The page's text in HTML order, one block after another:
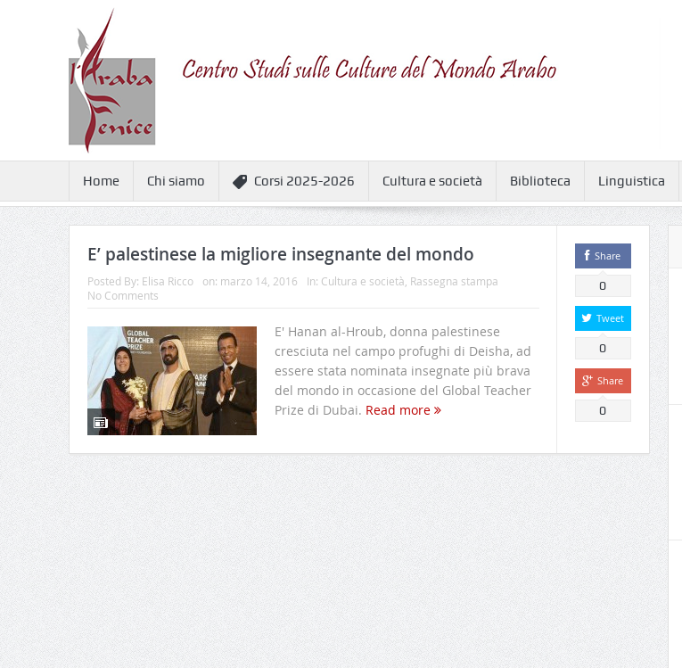
Home Chi siamo Corsi 2025-2026 Cultura e società Biblioteca Linguistica
E’ palestinese la migliore insegnante del mondo
Posted By: Elisa Ricco on: marzo 14, 2016 In: Cultura e società Rassegna stampa
No Comments
E' Hanan al-Hroub, donna palestinese
cresciuta nel campo profughi di Deisha, ad
essere stata nominata insegnate più brava
del mondo in occasione del Global Teacher
Prize di Dubai. Read more
Share
0
Tweet
0
Share
0